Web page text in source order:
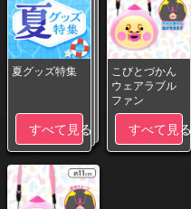
夏グッズ特集
すべて見る
こびとづかん
ウェアラブル
ファン
すべて見る